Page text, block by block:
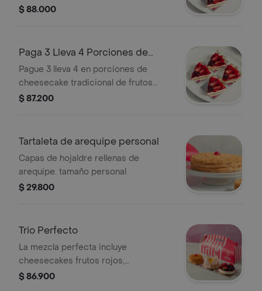
rojos. (todas las porciones se
$ 88.000
Paga 3 Lleva 4 Porciones de
Cheesecake
Pague 3 lleva 4 en porciones de
cheesecake tradicional de frutos
rojos. (todas las porciones se
$ 87.200
Tartaleta de arequipe personal
Capas de hojaldre rellenas de
arequipe. tamaño personal
$ 29.800
Trio Perfecto
La mezcla perfecta incluye
cheesecakes frutos rojos,
cheesecake vasco, tartaleta de
$ 86.900